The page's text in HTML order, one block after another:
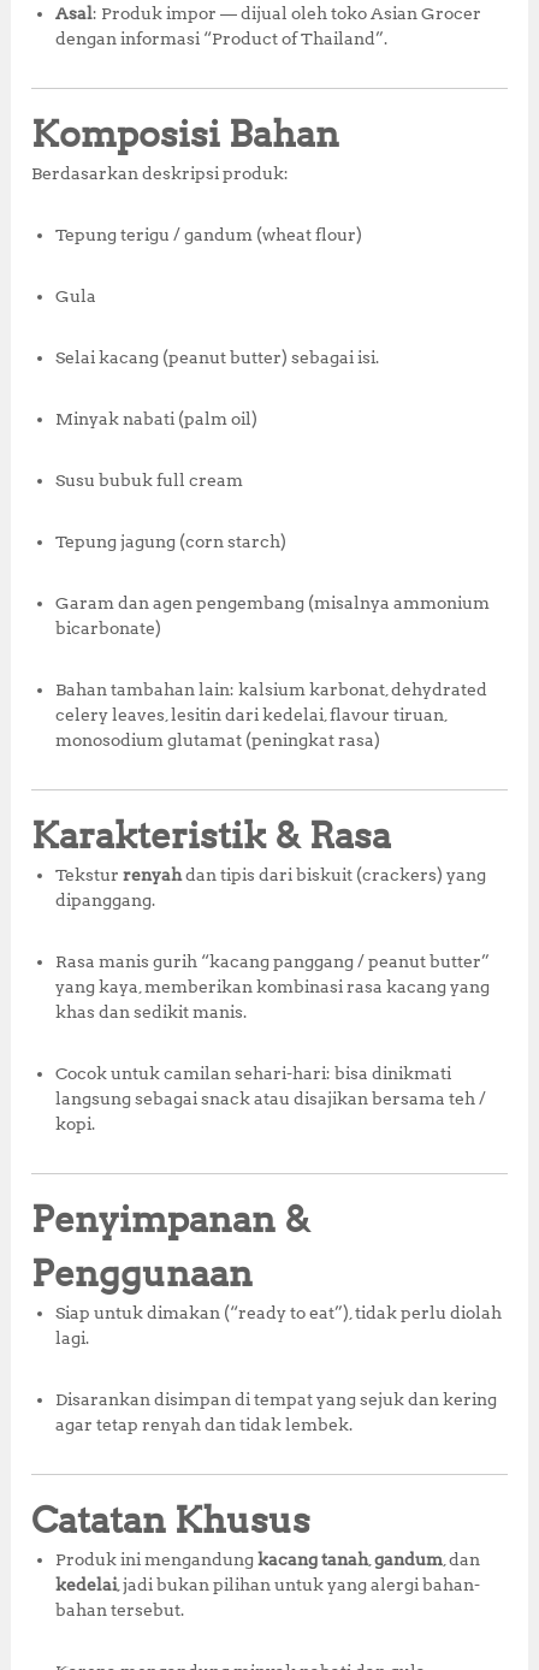
Asal: Produk impor — dijual oleh toko Asian Grocer
dengan informasi “Product of Thailand”.
Komposisi Bahan
Berdasarkan deskripsi produk:
Tepung terigu / gandum (wheat flour)
Gula
Selai kacang (peanut butter) sebagai isi.
Minyak nabati (palm oil)
Susu bubuk full cream
Tepung jagung (corn starch)
Garam dan agen pengembang (misalnya ammonium
bicarbonate)
Bahan tambahan lain: kalsium karbonat, dehydrated
celery leaves, lesitin dari kedelai, flavour tiruan,
monosodium glutamat (peningkat rasa)
Karakteristik & Rasa
Teksturrenyahdan tipis dari biskuit (crackers) yang
dipanggang.
Rasa manis gurih “kacang panggang / peanut butter”
yang kaya, memberikan kombinasi rasa kacang yang
khas dan sedikit manis.
Cocok untuk camilan sehari-hari: bisa dinikmati
langsung sebagai snack atau disajikan bersama teh /
kopi.
Penyimpanan &
Penggunaan
Siap untuk dimakan (“ready to eat”), tidak perlu diolah
lagi.
Disarankan disimpan di tempat yang sejuk dan kering
agar tetap renyah dan tidak lembek.
Catatan Khusus
Produk ini mengandungkacang tanah,gandum , dan
kedelai, jadi bukan pilihan untuk yang alergi bahan-
bahan tersebut.